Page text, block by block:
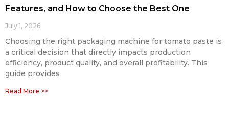
Features, and How to Choose the Best One
July 1, 2026
Choosing the right packaging machine for tomato paste is
a critical decision that directly impacts production
efficiency, product quality, and overall profitability. This
guide provides
Read More >>